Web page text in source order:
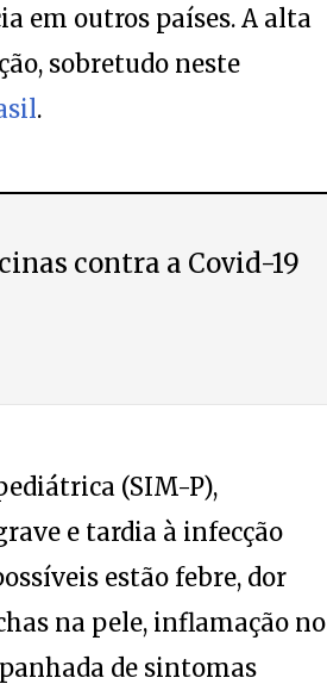
em outros países. A alta
sobretudo neste
.
contra a Covid-19
(SIM-P),
e tardia à infecção
estão febre, dor
na pele, inflamação no
de sintomas